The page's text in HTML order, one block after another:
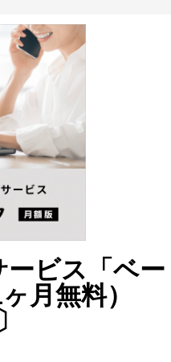
ビス「ベー
月無料）